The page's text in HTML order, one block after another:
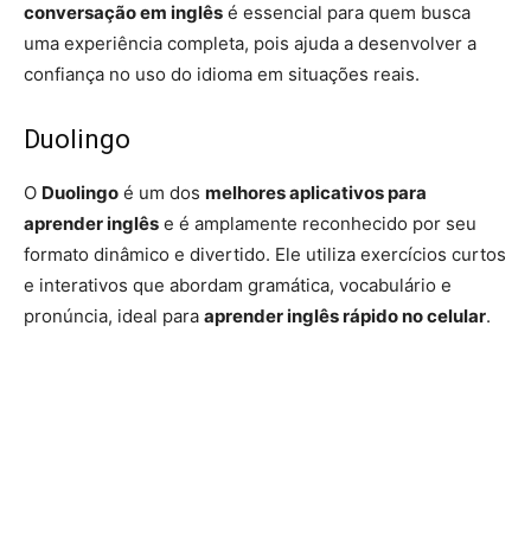
conversação em inglês é essencial para quem busca
uma experiência completa, pois ajuda a desenvolver a
confiança no uso do idioma em situações reais.
Duolingo
O Duolingo é um dos melhores aplicativos para
aprender inglês e é amplamente reconhecido por seu
formato dinâmico e divertido. Ele utiliza exercícios curtos
e interativos que abordam gramática, vocabulário e
pronúncia, ideal para aprender inglês rápido no celular.